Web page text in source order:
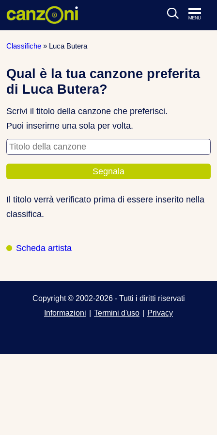
CONCERTI DAL VIVO
Classifiche » Luca Butera
Qual è la tua canzone preferita
di Luca Butera?
Scrivi il titolo della canzone che preferisci.
Puoi inserirne una sola per volta.
Titolo della canzone
Il titolo verrà verificato prima di essere inserito nella
classifica.
Scheda artista
Copyright © 2002-2026 - Tutti i diritti riservati
Informazioni | Termini d'uso | Privacy